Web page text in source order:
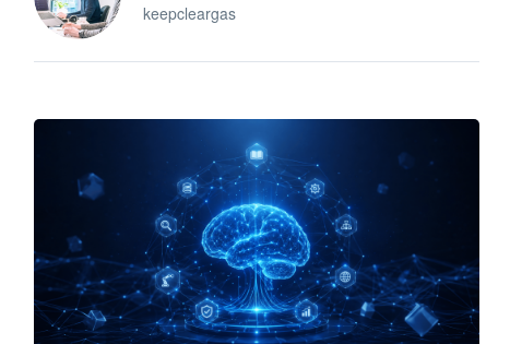
keepcleargas